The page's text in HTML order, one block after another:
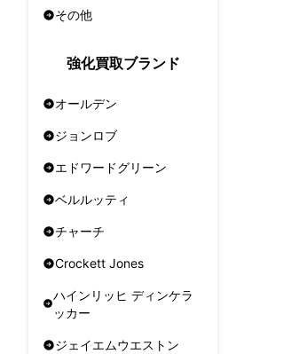
その他
強化買取ブランド
オールデン
ジョンロブ
エドワードグリーン
ベルルッティ
チャーチ
Crockett Jones
ハインリッヒ ディンケラ
ッカー
ジェイエムウエストン